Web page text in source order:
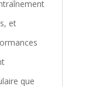
et
que